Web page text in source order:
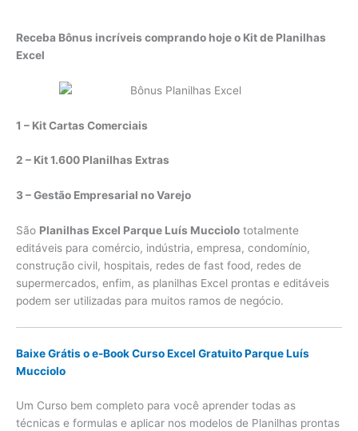
Receba Bônus incríveis comprando hoje o Kit de Planilhas
Excel
1 – Kit Cartas Comerciais
2 – Kit 1.600 Planilhas Extras
3 – Gestão Empresarial no Varejo
São Planilhas Excel Parque Luís Mucciolo totalmente
editáveis para comércio, indústria, empresa, condomínio,
construção civil, hospitais, redes de fast food, redes de
supermercados, enfim, as planilhas Excel prontas e editáveis
podem ser utilizadas para muitos ramos de negócio.
Baixe Grátis o e-Book Curso Excel Gratuito Parque Luís
Mucciolo
Um Curso bem completo para você aprender todas as
técnicas e formulas e aplicar nos modelos de Planilhas prontas